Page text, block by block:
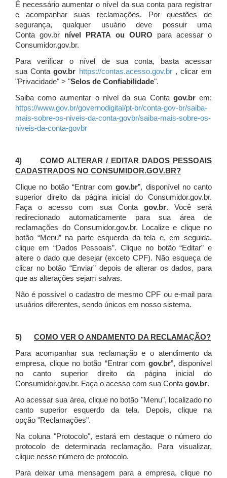
É necessário aumentar o nível da sua conta para registrar
e acompanhar suas reclamações. Por questões de
segurança, qualquer usuário deve possuir uma
Conta gov.br nível PRATA ou OURO para acessar o
Consumidor.gov.br.
Para verificar o nível de sua conta, basta acessar
sua Contagov.br https://contas.acesso.gov.br, clicar em
"Privacidade" > "Selos de Confiabilidade".
Saiba como aumentar o nível da sua Conta gov.brem:
https://www.gov.br/governodigital/pt-br/conta-gov-br/saiba-
mais-sobre-os-niveis-da-conta-govbr/saiba-mais-sobre-os-
niveis-da-conta-govbr
4) COMO ALTERAR / EDITAR DADOS PESSOAIS
CADASTRADOS NO CONSUMIDOR.GOV.BR?
Clique no botão “Entrar comgov.br”, disponível no canto
superior direito da página inicial do Consumidor.gov.br.
Faça o acesso com sua Conta gov.br. Você será
redirecionado automaticamente para sua área de
reclamações do Consumidor.gov.br.
Localize e clique no
botão “Menu” na parte esquerda da tela e, em seguida,
clique em “Dados Pessoais”. Clique no botão “Editar” e
altere o dado que desejar (exceto CPF). Não esqueça de
clicar no botão “Enviar” depois de alterar os dados, para
que as alterações sejam salvas.
Não é possível o cadastro de mesmo CPF ou e-mail para
usuários diferentes, sendo únicos em nosso sistema.
5) COMO VER O ANDAMENTO DA RECLAMAÇÃO?
Para acompanhar sua reclamação e o atendimento da
empresa, clique no botão “Entrar com gov.br”, disponível
no canto superior direito da página inicial do
Consumidor.gov.br. Faça o acesso com sua Contagov.br.
Ao acessar sua área, clique no botão "Menu", localizado no
canto superior esquerdo da tela. Depois, clique na
opção "Reclamações".
Na coluna "Protocolo", estará em destaque o número do
protocolo de determinada reclamação. Para visualizar,
clique nesse número de protocolo.
Para deixar uma mensagem para a empresa, clique no